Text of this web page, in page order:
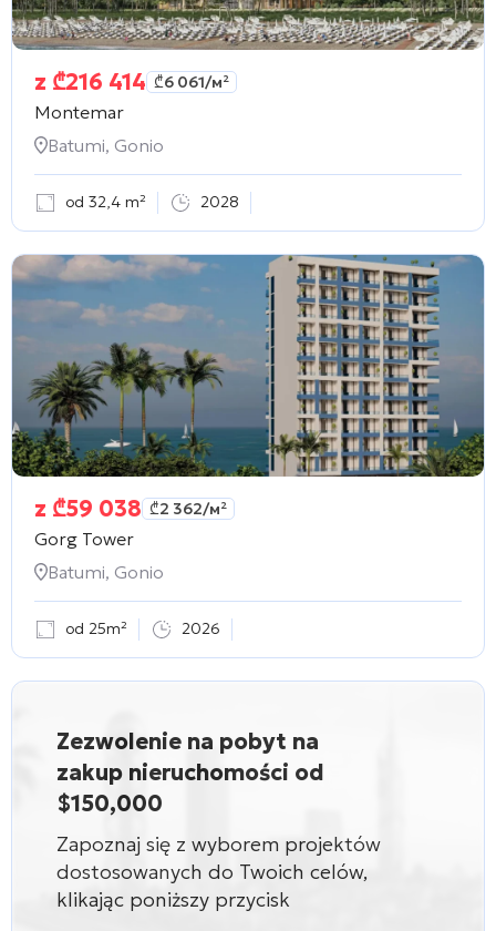
z ₾216 414 ₾6 061/м²
Montemar
Batumi, Gonio
od 32,4 m² 2028
z ₾59 038 ₾2 362/м²
Gorg Tower
Batumi, Gonio
od 25m² 2026
Zezwolenie na pobyt na
zakup nieruchomości od
$150,000
Zapoznaj się z wyborem projektów
dostosowanych do Twoich celów,
klikając poniższy przycisk